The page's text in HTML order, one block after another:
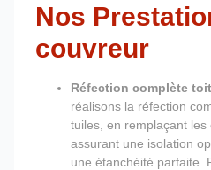
Nos
couvreur
Réfection complète
réalisons la réfection
tuiles, en remplaçant
assurant une isolation
une étanchéité parfaite.